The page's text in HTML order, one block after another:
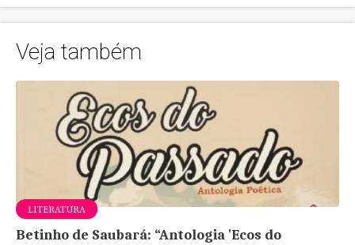
Veja também
LITERATURA
Betinho de Saubará: “Antologia 'Ecos do